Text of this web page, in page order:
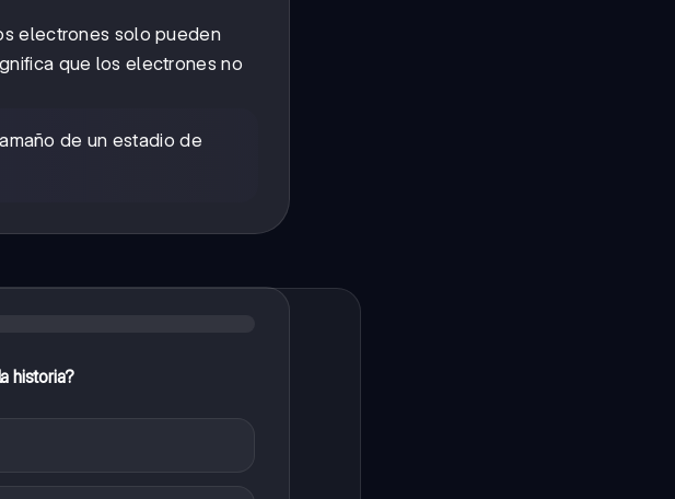
electrones solo pueden
que los electrones no
de un estadio de
historia?